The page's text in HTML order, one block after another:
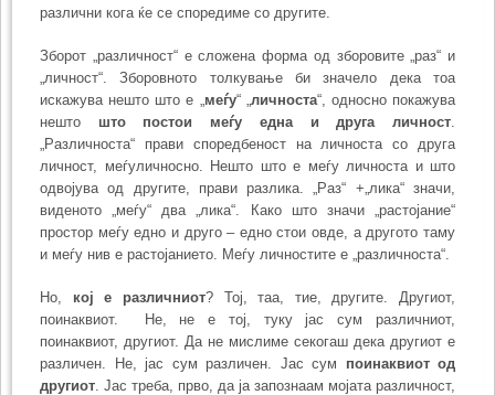
различни кога ќе се споредиме со другите.
Зборот „различност“ е сложена форма од зборовите „раз“ и
„личност“. Зборовното толкување би значело дека тоа
искажува нешто што е „ меѓу“ „ личноста“, односно покажува
нешто што постои меѓу една и друга личност
„Различноста“ прави споредбеност на личноста со друга
личност, меѓуличносно. Нешто што е меѓу личноста и што
одвојува од другите, прави разлика. „Раз“ +„лика“ значи,
виденото „меѓу“ два „лика“. Како што значи „растојание“
простор меѓу едно и друго – едно стои овде, а другото таму
и меѓу нив е растојанието. Меѓу личностите е „различноста“.
Но, кој е различниот? Тој, таа, тие, другите. Другиот,
поинаквиот. Нe, не e тој, туку јас сум различниот,
поинаквиот, другиот. Да не мислиме секогаш дека другиот е
различен. Не, јас сум различен. Јас сум поинаквиот од
другиот . Јас треба, прво, да ја запознаам мојата различност,